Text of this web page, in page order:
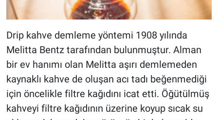
Drip kahve demleme yöntemi 1908 yılında
Melitta Bentz tarafından bulunmuştur. Alman
bir ev hanımı olan Melitta aşırı demlemeden
kaynaklı kahve de oluşan acı tadı beğenmediği
için öncelikle filtre kağıdını icat etti. Öğütülmüş
kahveyi filtre kağıdının üzerine koyup sıcak su